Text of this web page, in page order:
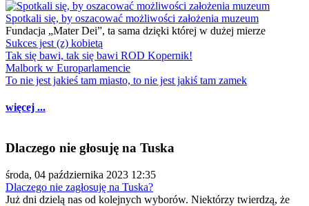
Spotkali się, by oszacować możliwości założenia muzeum
Fundacja „Mater Dei”, ta sama dzięki której w dużej mierze
Sukces jest (z) kobietą
Tak się bawi, tak się bawi ROD Kopernik!
Malbork w Europarlamencie
To nie jest jakieś tam miasto, to nie jest jakiś tam zamek
więcej ...
Dlaczego nie głosuję na Tuska
środa, 04 października 2023 12:35
Dlaczego nie zagłosuję na Tuska?
Już dni dzielą nas od kolejnych wyborów. Niektórzy twierdzą, że